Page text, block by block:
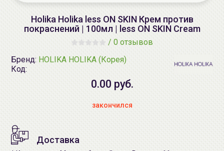
Holika Holika less ON SKIN Крем против
покраснений | 100мл | less ON SKIN Cream
/ 0 отзывов
Бренд: HOLIKA HOLIKA (Корея)
Код:
0.00 руб.
закончился
Доставка